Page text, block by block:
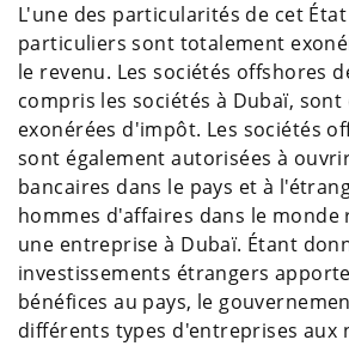
L'une des particularités de cet
particuliers sont totalement
le revenu. Les sociétés offshores
compris les sociétés à Dubaï, sont
exonérées d'impôt. Les sociétés
sont également autorisées à
bancaires dans le pays et à
hommes d'affaires dans le monde
une entreprise à Dubaï. Étant
investissements étrangers
bénéfices au pays, le
différents types d'entreprises aux